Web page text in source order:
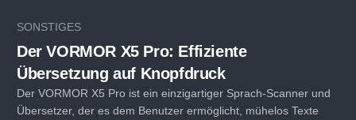
SONSTIGES
Der VORMOR X5 Pro: Effiziente
Übersetzung auf Knopfdruck
Der VORMOR X5 Pro ist ein einzigartiger Sprach-Scanner und
Übersetzer, der es dem Benutzer ermöglicht, mühelos Texte